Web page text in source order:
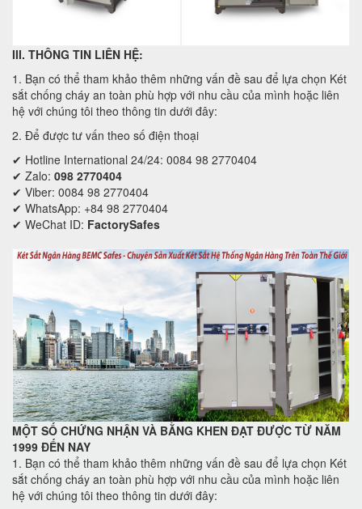
III. THÔNG TIN LIÊN HỆ:
1. Bạn có thể tham khảo thêm những vấn đề sau để lựa chọn Két
sắt chống cháy an toàn phù hợp với nhu cầu của mình hoặc liên
hệ với chúng tôi theo thông tin dưới đây:
2. Để được tư vấn theo số điện thoại
✔ Hotline International 24/24: 0084 98 2770404
✔ Zalo: 098 2770404
✔ Viber: 0084 98 2770404
✔ WhatsApp: +84 98 2770404
✔ WeChat ID: FactorySafes
MỘT SỐ CHỨNG NHẬN VÀ BẰNG KHEN ĐẠT ĐƯỢC TỪ NĂM
1999 ĐẾN NAY
1. Bạn có thể tham khảo thêm những vấn đề sau để lựa chọn Két
sắt chống cháy an toàn phù hợp với nhu cầu của mình hoặc liên
hệ với chúng tôi theo thông tin dưới đây: